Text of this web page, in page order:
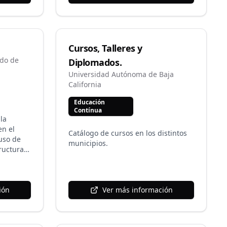
relacionadas con los servicios de
información dirigidos a diversas
comunidades usuarias. Capacidad
Cuatro semestres
de
de
el
de
y
Cursos, Talleres y
Diplomados.
Universidad Autónoma de Baja
California
Educación
Contínua
Catálogo de cursos en los distintos
municipios.
Ver más información